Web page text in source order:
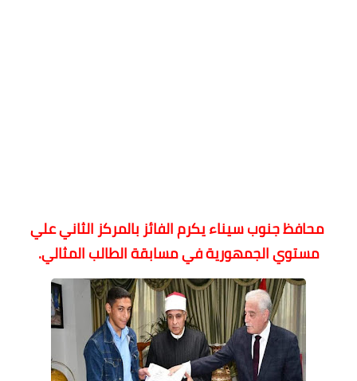
محافظ جنوب سيناء يكرم الفائز بالمركز الثاني علي
مستوي الجمهورية في مسابقة الطالب المثالي.